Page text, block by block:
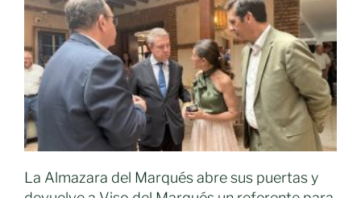
La Almazara del Marqués abre sus puertas y